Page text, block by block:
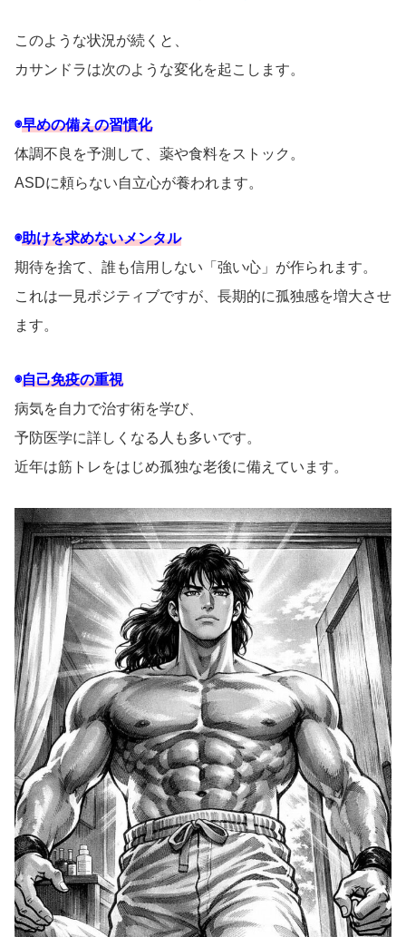
このような状況が続くと、
カサンドラは次のような変化を起こします。
◉早めの備えの習慣化
体調不良を予測して、薬や食料をストック。
ASDに頼らない自立心が養われます。
◉助けを求めないメンタル
期待を捨て、誰も信用しない「強い心」が作られます。
これは一見ポジティブですが、長期的に孤独感を増大させ
ます。
◉自己免疫の重視
病気を自力で治す術を学び、
予防医学に詳しくなる人も多いです。
近年は筋トレをはじめ孤独な老後に備えています。